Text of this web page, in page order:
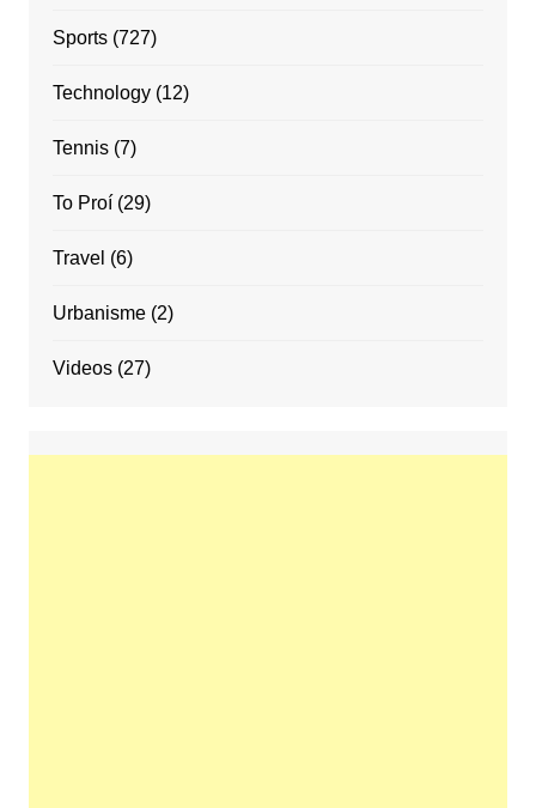
Sports(727)
Technology(12)
Tennis(7)
To Proí(29)
Travel (6)
Urbanisme(2)
Videos(27)